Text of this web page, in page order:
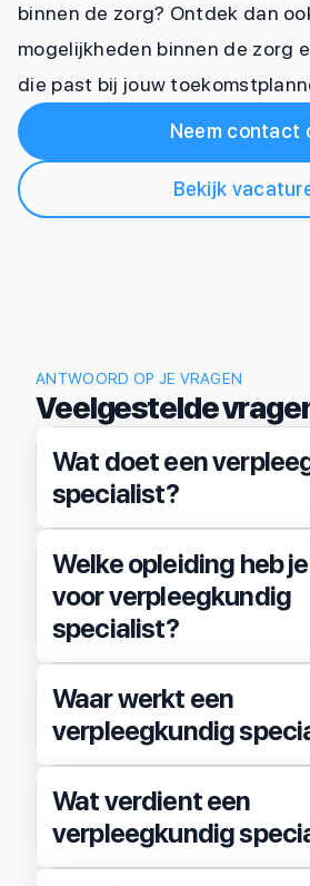
binnen de zorg? Ontdek dan
mogelijkheden binnen de zorg
die past bij jouw
Neem contact
Bekijk
ANTWOORD OP JE VRAGEN
Veelgestelde
Wat doet een
specialist?
Welke opleiding heb
voor verpleegkundig
specialist?
Waar werkt een
verpleegkundig
Wat verdient een
verpleegkundig